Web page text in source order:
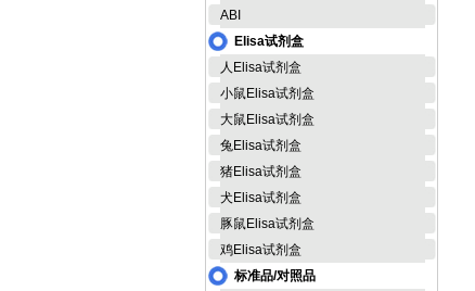
ABI
Elisa试剂盒
人Elisa试剂盒
小鼠Elisa试剂盒
大鼠Elisa试剂盒
兔Elisa试剂盒
猪Elisa试剂盒
犬Elisa试剂盒
豚鼠Elisa试剂盒
鸡Elisa试剂盒
标准品/对照品